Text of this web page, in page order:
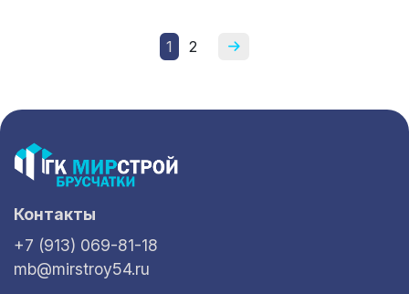
1 2
Контакты
+7 (913) 069-81-18
mb@mirstroy54.ru